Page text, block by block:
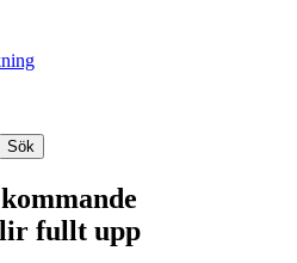
fullt upp